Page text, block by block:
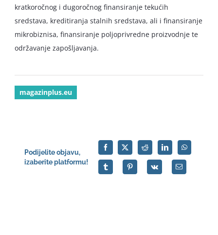
kratkoročnog i dugoročnog finansiranje tekućih
sredstava, kreditiranja stalnih sredstava, ali i finansiranje
mikrobiznisa, finansiranje poljoprivredne proizvodnje te
održavanje zapošljavanja.
magazinplus.eu
Podijelite objavu,
izaberite platformu!